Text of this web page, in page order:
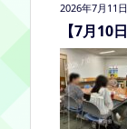
2026年7月11日
【7月10
た